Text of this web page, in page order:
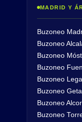
MADRID Y
Buzoneo
Buzoneo
Buzoneo
Buzoneo
Buzoneo
Buzoneo
Buzoneo
Buzoneo